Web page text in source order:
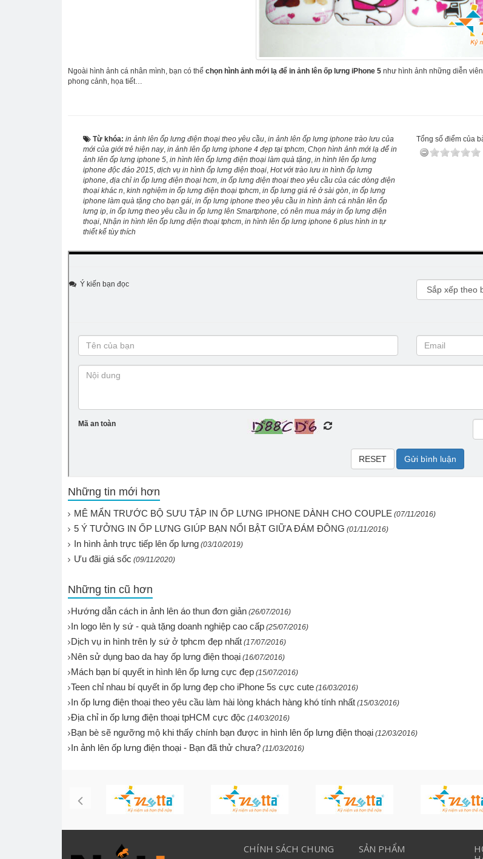
Ngoài hình ảnh cá nhân mình, bạn có thể chọn hình ảnh mới lạ để in ảnh lên ốp lưng iPhone 5 như hình ảnh những diễn
phong cảnh, họa tiết…
Từ khóa: in ảnh lên ốp lưng điện thoại theo yêu cầu, in ảnh lên ốp lưng iphone trào lưu của
mới của giới trẻ hiện nay, in ảnh lên ốp lưng iphone 4 đẹp tại tphcm, Chọn hình ảnh mới lạ để in
ảnh lên ốp lưng iphone 5, in hình lên ốp lưng điện thoại làm quà tặng, in hình lên ốp lưng
iphone độc đáo 2015, dịch vụ in hình ốp lưng điện thoại, Hot với trào lưu in hình ốp lưng
iphone, địa chỉ in ốp lưng điện thoại hcm, in ốp lưng điện thoại theo yêu cầu của các dòng điện
thoại khác n, kinh nghiệm in ốp lưng điện thoại tphcm, in ốp lưng giá rẻ ở sài gòn, in ốp lưng
iphone làm quà tặng cho bạn gái, in ốp lưng iphone theo yêu cầu in hình ảnh cá nhân lên ốp
lưng ip, in ốp lưng theo yêu cầu in ốp lưng lên Smartphone, có nên mua máy in ốp lưng điện
thoại, Nhận in hình lên ốp lưng điện thoại tphcm, in hình lên ốp lưng iphone 6 plus hình in tự
thiết kế tùy thích
Tổng số điểm của
Những tin mới hơn
MÊ MẨN TRƯỚC BỘ SƯU TẬP IN ỐP LƯNG IPHONE DÀNH CHO COUPLE (07/11/2016)
5 Ý TƯỞNG IN ỐP LƯNG GIÚP BẠN NỔI BẬT GIỮA ĐÁM ĐÔNG (01/11/2016)
In hình ảnh trực tiếp lên ốp lưng (03/10/2019)
Ưu đãi giá sốc (09/11/2020)
Những tin cũ hơn
Hướng dẫn cách in ảnh lên áo thun đơn giản (26/07/2016)
In logo lên ly sứ - quà tặng doanh nghiệp cao cấp (25/07/2016)
Dịch vụ in hình trên ly sứ ở tphcm đẹp nhất (17/07/2016)
Nên sử dụng bao da hay ốp lưng điện thoại (16/07/2016)
Mách bạn bí quyết in hình lên ốp lưng cực đẹp (15/07/2016)
Teen chỉ nhau bí quyết in ốp lưng đẹp cho iPhone 5s cực cute (16/03/2016)
In ốp lưng điện thoại theo yêu cầu làm hài lòng khách hàng khó tính nhất (15/03/2016)
Địa chỉ in ốp lưng điện thoại tpHCM cực độc (14/03/2016)
Bạn bè sẽ ngưỡng mộ khi thấy chính bạn được in hình lên ốp lưng điện thoại (12/03/2016)
In ảnh lên ốp lưng điện thoại - Bạn đã thử chưa? (11/03/2016)
CHÍNH SÁCH CHUNG SẢN PHẨM